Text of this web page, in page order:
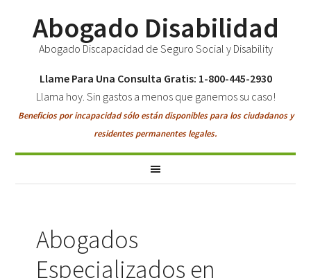
Abogado Disabilidad
Abogado Discapacidad de Seguro Social y Disability
Llame Para Una Consulta Gratis: 1-800-445-2930
Llama hoy. Sin gastos a menos que ganemos su caso!
Beneficios por incapacidad sólo están disponibles para los ciudadanos y
residentes permanentes legales.
Abogados
Especializados en